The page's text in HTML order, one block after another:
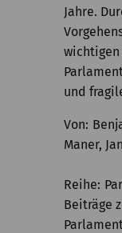
Jahre.
wichtigen
und
Von
Maner,
Reihe
Beiträge